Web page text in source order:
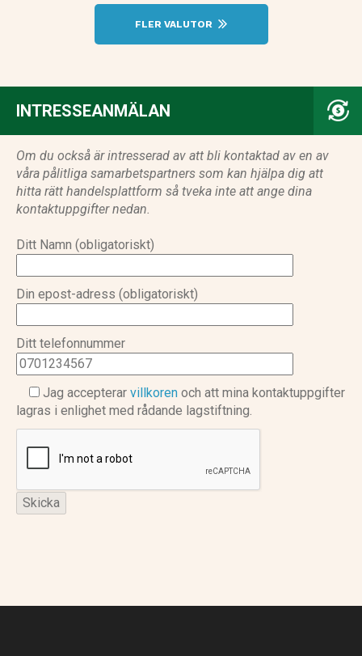
FLER VALUTOR
INTRESSEANMÄLAN
Om du också är intresserad av att bli kontaktad av en av
våra pålitliga samarbetspartners som kan hjälpa dig att
hitta rätt handelsplattform så tveka inte att ange dina
kontaktuppgifter nedan.
Ditt Namn (obligatoriskt)
Din epost-adress (obligatoriskt)
Ditt telefonnummer
Jag accepterar villkoren och att mina kontaktuppgifter
lagras i enlighet med rådande lagstiftning.